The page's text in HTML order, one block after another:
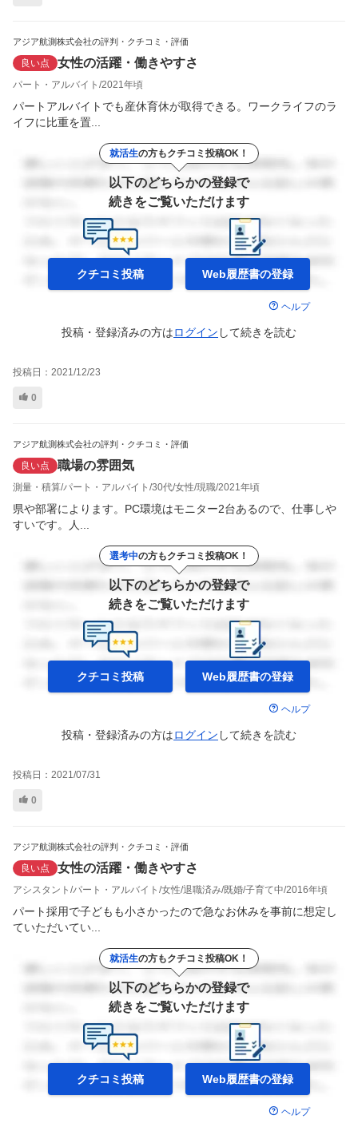
アジア航測株式会社の評判・クチコミ・評価
良い点 女性の活躍・働きやすさ
パート・アルバイト 2021年頃
パートアルバイトでも産休育休が取得できる。ワークライフのラ
イフに比重を置...
就活生の方もクチコミ投稿OK！
以下のどちらかの登録で
続きをご覧いただけます
クチコミ投稿 Web履歴書の登録
ヘルプ
投稿・登録済みの方はログイン して続きを読む
投稿日： 2021/12/23
0
アジア航測株式会社の評判・クチコミ・評価
良い点 職場の雰囲気
測量・積算 パート・アルバイト 30代 女性 現職 2021年頃
県や部署によります。PC環境はモニター2台あるので、仕事しや
すいです。人...
選考中の方もクチコミ投稿OK！
以下のどちらかの登録で
続きをご覧いただけます
クチコミ投稿 Web履歴書の登録
ヘルプ
投稿・登録済みの方はログイン して続きを読む
投稿日： 2021/07/31
0
アジア航測株式会社の評判・クチコミ・評価
良い点 女性の活躍・働きやすさ
アシスタント パート・アルバイト 女性 退職済み 既婚 子育て中 2016年頃
パート採用で子どもも小さかったので急なお休みを事前に想定し
ていただいてい...
就活生の方もクチコミ投稿OK！
以下のどちらかの登録で
続きをご覧いただけます
クチコミ投稿 Web履歴書の登録
ヘルプ